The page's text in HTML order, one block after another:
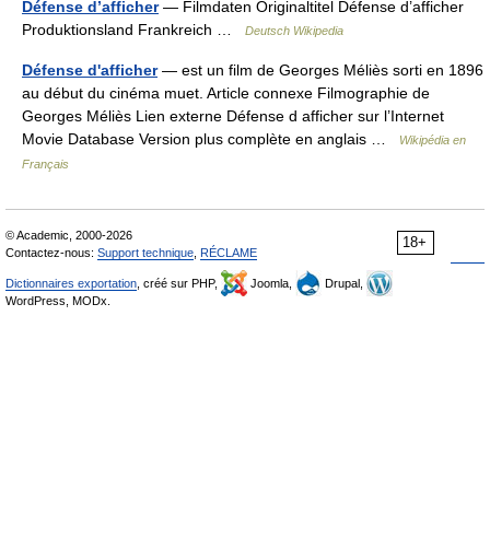
Défense d’afficher— Filmdaten Originaltitel Défense d’afficher
Produktionsland Frankreich …
Deutsch Wikipedia
Défense d'afficher— est un film de Georges Méliès sorti en 1896
au début du cinéma muet. Article connexe Filmographie de
Georges Méliès Lien externe Défense d afficher sur l’Internet
Movie Database Version plus complète en anglais …
Wikipédia en
Français
18+
© Academic, 2000-2026
Contactez-nous: Support technique RÉCLAME
Dictionnaires exportation , créé sur PHP, Joomla,
Drupal,
WordPress, MODx.